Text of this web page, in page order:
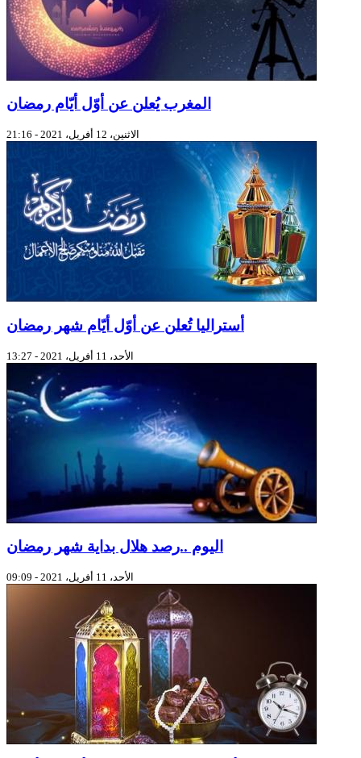
المغرب يُعلن عن أوّل أيّام رمضان
الاثنين، 12 أفريل، 2021 - 21:16
أستراليا تُعلن عن أوّل أيّام شهر رمضان
الأحد، 11 أفريل، 2021 - 13:27
اليوم ..رصد هلال بداية شهر رمضان
الأحد، 11 أفريل، 2021 - 09:09